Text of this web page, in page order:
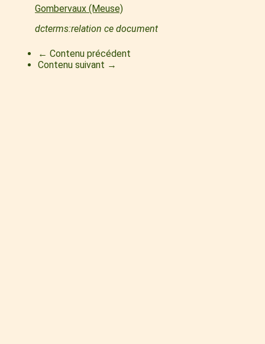
Gombervaux (Meuse)
dcterms:relation ce document
← Contenu précédent
Contenu suivant →